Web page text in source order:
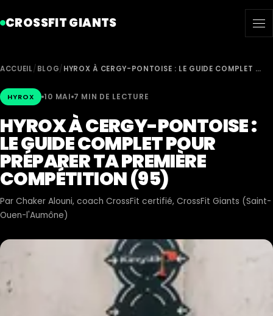
CROSSFIT GIANTS
ACCUEIL/ BLOG/ HYROX À CERGY-PONTOISE : LE GUIDE COMPLET …
HYROX 10 MAI 7 MIN DE LECTURE
HYROX À CERGY-PONTOISE :
LE GUIDE COMPLET POUR
PRÉPARER TA PREMIÈRE
COMPÉTITION (95)
Par Chaker Alouni, coach CrossFit certifié, CrossFit Giants (Saint-
Ouen-l'Aumône)